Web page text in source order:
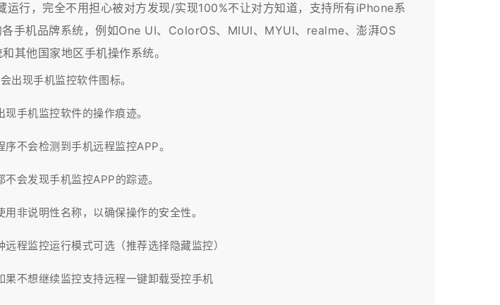
行，完全不用担心被对方发现/实现100%不让对方知道，支持所有iPhone系
手机品牌系统，例如One UI、ColorOS、MIUI、MYUI、realme、澎湃OS
其他国家地区手机操作系统。
出现手机监控软件图标。
手机监控软件的操作痕迹。
不会检测到手机远程监控APP。
会发现手机监控APP的踪迹。
非说明性名称，以确保操作的安全性。
程监控运行模式可选（推荐选择隐藏监控）
果不想继续监控支持远程一键卸载受控手机